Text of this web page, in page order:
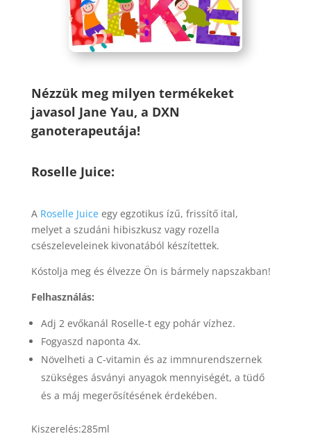
Nézzük meg milyen termékeket
javasol Jane Yau, a DXN
ganoterapeutája!
Roselle Juice:
A Roselle Juiceegy egzotikus ízű, frissítő ital,
melyet a szudáni hibiszkusz vagy rozella
csészeleveleinek kivonatából készítettek.
Kóstolja meg és élvezze Ön is bármely napszakban!
Felhasználás:
Adj 2 evőkanál Roselle-t egy pohár vízhez.
Fogyaszd naponta 4x.
Növelheti a C-vitamin és az immnurendszernek
szükséges ásványi anyagok mennyiségét, a tüdő
és a máj megerősítésének érdekében.
Kiszerelés:285ml